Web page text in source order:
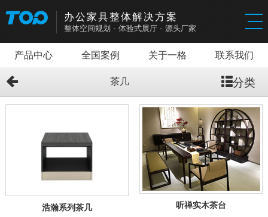
办公家具整体解决方案
整体空间规划 - 体验式展厅 - 源头厂家
产品中心 全国案例 关于一格 联系我们
茶几 分类
浩瀚系列茶几 听禅实木茶台